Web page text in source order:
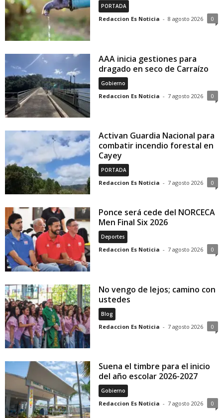
PORTADA
Redaccion Es Noticia - 8 agosto 2026 0
AAA inicia gestiones para
dragado en seco de Carraízo
Gobierno
Redaccion Es Noticia - 7 agosto 2026 0
Activan Guardia Nacional para
combatir incendio forestal en
Cayey
PORTADA
Redaccion Es Noticia - 7 agosto 2026 0
Ponce será cede del NORCECA
Men Final Six 2026
Deportes
Redaccion Es Noticia - 7 agosto 2026 0
No vengo de lejos; camino con
ustedes
Blog
Redaccion Es Noticia - 7 agosto 2026 0
Suena el timbre para el inicio
del año escolar 2026-2027
Gobierno
Redaccion Es Noticia - 7 agosto 2026 0